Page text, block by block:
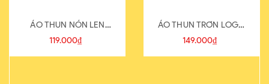
ÁO THUN NÓN LEN
821-1
119.000₫
ÁO THUN TRƠN LOGO
SAU
149.000₫